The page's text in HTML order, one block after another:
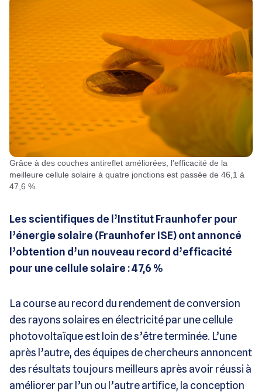
Grâce à des couches antireflet améliorées, l'efficacité de la
meilleure cellule solaire à quatre jonctions est passée de 46,1 à
47,6 %.
Les scientifiques de l’Institut Fraunhofer pour
l’énergie solaire (Fraunhofer ISE) ont annoncé
l’obtention d’un nouveau record d’efficacité
pour une cellule solaire : 47,6 %
La course au record du rendement de conversion
des rayons solaires en électricité par une cellule
photovoltaïque est loin de s’être terminée. L’une
après l’autre, des équipes de chercheurs annoncent
des résultats toujours meilleurs après avoir réussi à
améliorer par l’un ou l’autre artifice, la conception